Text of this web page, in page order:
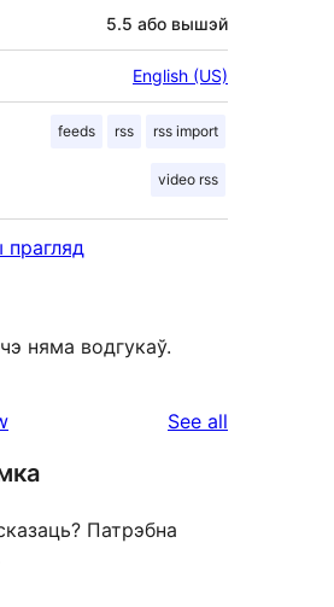
5.5 або вышэй
English (US)
feeds rss rss import
video rss
няма водгукаў.
See all
Патрэбна